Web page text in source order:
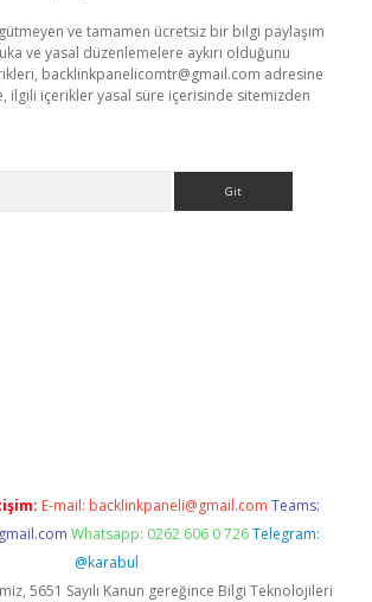
ve tamamen ücretsiz bir bilgi paylaşım
ve yasal düzenlemelere aykırı olduğunu
backlinkpanelicomtr@gmail.com adresine
ilgili içerikler yasal süre içerisinde sitemizden
E-mail: backlinkpaneli@gmail.com Teams:
Whatsapp: 0262 606 0 726 Telegram:
@karabul
5651 Sayılı Kanun gereğince Bilgi Teknolojileri